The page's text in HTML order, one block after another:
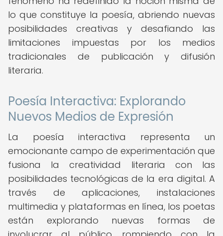
lo que constituye la poesía, abriendo nuevas
posibilidades creativas y desafiando las
limitaciones impuestas por los medios
tradicionales de publicación y difusión
literaria.
Poesía Interactiva: Explorando
Nuevos Medios de Expresión
La poesía interactiva representa un
emocionante campo de experimentación que
fusiona la creatividad literaria con las
posibilidades tecnológicas de la era digital. A
través de aplicaciones, instalaciones
multimedia y plataformas en línea, los poetas
están explorando nuevas formas de